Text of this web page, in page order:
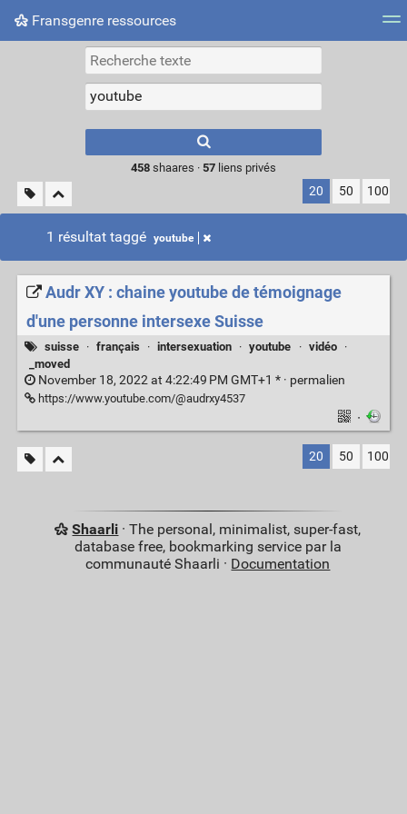
Fransgenre ressources
Most searched tags Connexion
results.
458shaares · 57liens privés
20 50 100
1 résultat taggé youtube
Audr XY : chaine youtube de témoignage
d'une personne intersexe Suisse
suisse · français · intersexuation · youtube · vidéo
·
_moved
November 18, 2022 at 4:22:49 PM GMT+1 * · permalien
https://www.youtube.com/@audrxy4537
·
20 50 100
Shaarli · The personal, minimalist, super-fast,
database free, bookmarking service par la
communauté Shaarli · Documentation